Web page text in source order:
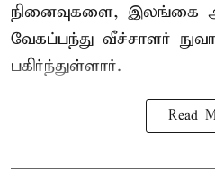
நினைவுகளை, இலங்கை
வேகப்பந்து வீச்சாளர்
பகிர்ந்துள்ளார்.
Read